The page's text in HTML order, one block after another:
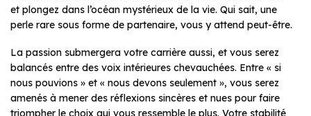
et plongez dans l’océan mystérieux de la vie. Qui sait, une
perle rare sous forme de partenaire, vous y attend peut-être.
La passion submergera votre carrière aussi, et vous serez
balancés entre des voix intérieures chevauchées. Entre « si
nous pouvions » et « nous devons seulement », vous serez
amenés à mener des réflexions sincères et nues pour faire
triompher le choix qui vous ressemble le plus. Votre stabilité